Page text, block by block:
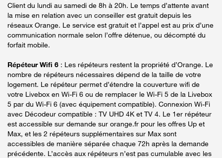
Client du lundi au samedi de 8h à 20h. Le temps d’attente avant
la mise en relation avec un conseiller est gratuit depuis les
réseaux Orange. Le service est gratuit et l’appel est au prix d’une
communication normale selon l’offre détenue, ou décompté du
forfait mobile.
Répéteur Wifi 6 : Les répéteurs restent la propriété d’Orange. Le
nombre de répéteurs nécessaires dépend de la taille de votre
logement. Le répéteur permet d’étendre la couverture wifi de
votre Livebox en Wi-Fi 6 ou de remplacer le Wi-Fi 5 de la Livebox
5 par du Wi-Fi 6 (avec équipement compatible). Connexion Wi-Fi
avec Décodeur compatible : TV UHD 4K et TV 4. Le 1er répéteur
est accessible sur demande sur orange.fr pour les offres Up et
Max, et les 2 répéteurs supplémentaires sur Max sont
accessibles de manière séparée chaque 72h après la demande
précédente. L’accès aux répéteurs n’est pas cumulable avec les